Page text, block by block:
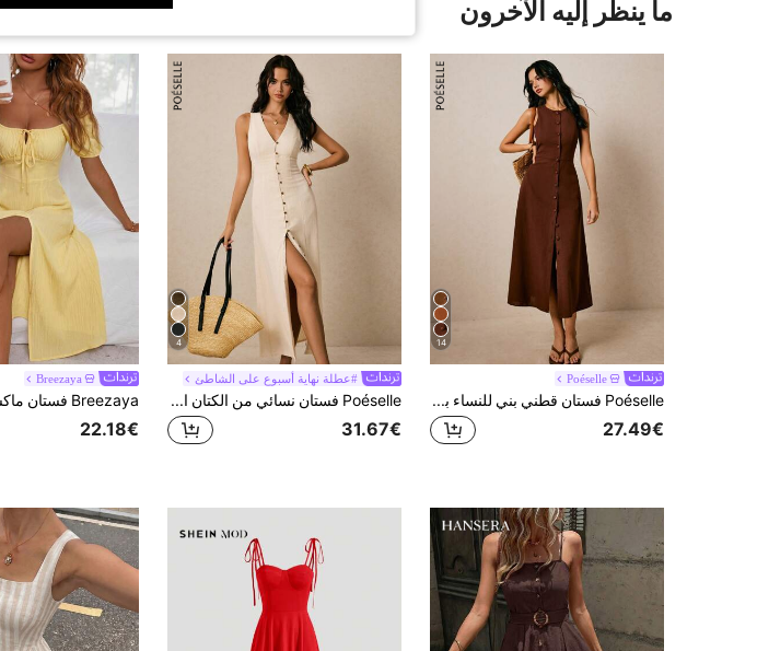
ما ينظر إليه الآخرون
14
Poéselle
Poéselle فستان قطني بني للنساء بياقة مستديرة وأزرار أمامية وبدون أكمام
27.49€
4
#عطلة نهاية أسبوع على الشاطئ
Poéselle فستان نسائي من الكتان الأبيض، فستان طويل بدون أكمام بفتحة أمامية وصدفة واحدة، أنيق وكاجوال لعطلات الصيف والإجازات، لون موحد، حافة مفتوحة، قابل للتنفس
31.67€
Breezaya
22.18€